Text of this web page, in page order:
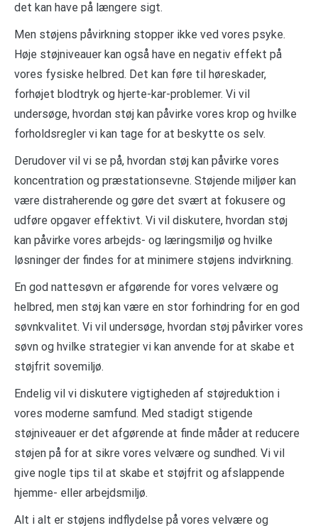
det kan have på længere sigt.
Men støjens påvirkning stopper ikke ved vores psyke.
Høje støjniveauer kan også have en negativ effekt på
vores fysiske helbred. Det kan føre til høreskader,
forhøjet blodtryk og hjerte-kar-problemer. Vi vil
undersøge, hvordan støj kan påvirke vores krop og hvilke
forholdsregler vi kan tage for at beskytte os selv.
Derudover vil vi se på, hvordan støj kan påvirke vores
koncentration og præstationsevne. Støjende miljøer kan
være distraherende og gøre det svært at fokusere og
udføre opgaver effektivt. Vi vil diskutere, hvordan støj
kan påvirke vores arbejds- og læringsmiljø og hvilke
løsninger der findes for at minimere støjens indvirkning.
En god nattesøvn er afgørende for vores velvære og
helbred, men støj kan være en stor forhindring for en god
søvnkvalitet. Vi vil undersøge, hvordan støj påvirker vores
søvn og hvilke strategier vi kan anvende for at skabe et
støjfrit sovemiljø.
Endelig vil vi diskutere vigtigheden af støjreduktion i
vores moderne samfund. Med stadigt stigende
støjniveauer er det afgørende at finde måder at reducere
støjen på for at sikre vores velvære og sundhed. Vi vil
give nogle tips til at skabe et støjfrit og afslappende
hjemme- eller arbejdsmiljø.
Alt i alt er støjens indflydelse på vores velvære og